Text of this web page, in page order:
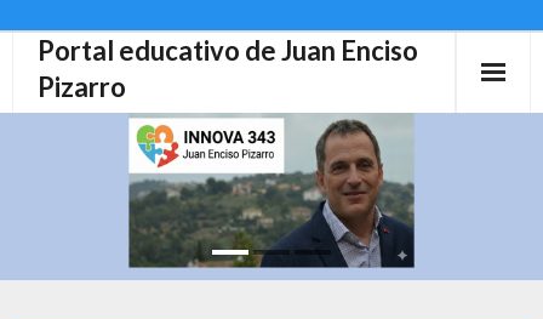
Portal educativo de Juan Enciso
Pizarro